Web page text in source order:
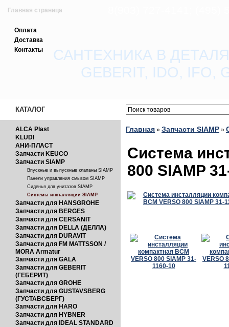
Главная страница
Зарегистрироваться
Вход с паролем
Оплата
Доставка
Контакты
САНТЕХНИКА В
GEBERIT, IDO, IFO,
КАТАЛОГ
ALCA Plast
KLUDI
АНИ-ПЛАСТ
Запчасти KEUCO
Запчасти SIAMP
Впускные и выпускные клапаны SIAMP
Панели управления смывом SIAMP
Сиденья для унитазов SIAMP
Системы инсталляции SIAMP
Запчасти для HANSGROHE
Запчасти для BERGES
Запчасти для CERSANIT
Запчасти для DELLA (ДЕЛЛА)
Запчасти для DURAVIT
Запчасти для FM MATTSSON /
MORA Armatur
Запчасти для GALA
Запчасти для GEBERIT
(ГЕБЕРИТ)
Запчасти для GROHE
Запчасти для GUSTAVSBERG
(ГУСТАВСБЕРГ)
Запчасти для HARO
Запчасти для HYBNER
Запчасти для IDEAL STANDARD
Главная » Запчасти SIAMP »
Система
800 SIAMP